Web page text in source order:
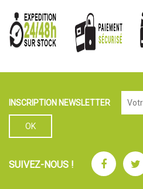
INSCRIPTION NEWSLETTER
SUIVEZ-NOUS !